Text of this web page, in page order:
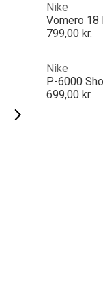
Nike
Vomero 18
799,00 kr.
Nike
P-6000
699,00 kr.